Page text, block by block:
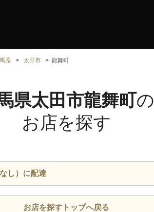
県 太田市 龍舞町
県太田市龍舞町の
お店を探す
し）に配達
お店を探すトップへ戻る